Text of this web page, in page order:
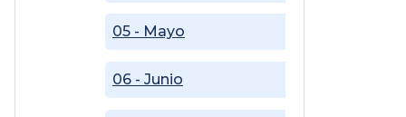
05 - Mayo
06 - Junio